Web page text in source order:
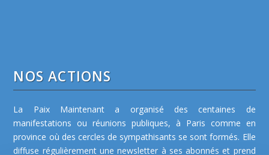
NOS ACTIONS
La Paix Maintenant a organisé des centaines de
manifestations ou réunions publiques, à Paris comme en
province où des cercles de sympathisants se sont formés. Elle
diffuse régulièrement une newsletter à ses abonnés et prend